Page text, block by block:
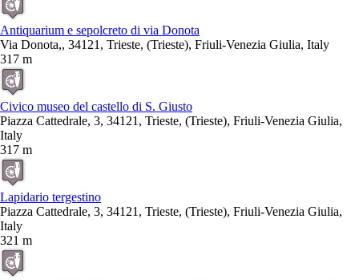
Antiquarium e sepolcreto di via Donota
Via Donota,, 34121, Trieste, (Trieste), Friuli-Venezia Giulia, Italy
317 m
Civico museo del castello di S. Giusto
Piazza Cattedrale, 3, 34121, Trieste, (Trieste), Friuli-Venezia Giulia,
Italy
317 m
Lapidario tergestino
Piazza Cattedrale, 3, 34121, Trieste, (Trieste), Friuli-Venezia Giulia,
Italy
321 m